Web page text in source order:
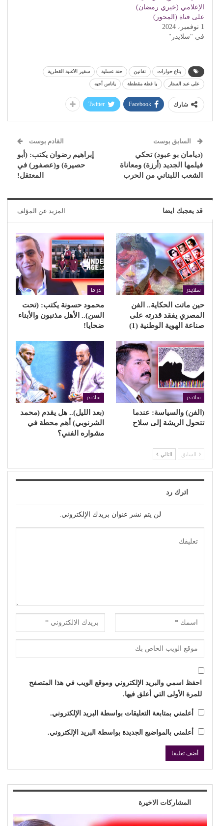
الإعلامي (خيري رمضان)
على قناة (المحور)
1 نوفمبر، 2024
في "سلايدر"
بتاع حوارات تفانين حتة عسلية سفير الأغنية القطرية
على عبد الستار يا قطة مقططة ياناس أحبه
شارك Facebook
Twitter
السابق بوست
(ديامان بو عبود) تحكي
فيلمها الجديد (أرزة) ومعاناة
الشعب اللبناني من الحرب
القادم بوست
إبراهيم رضوان يكتب: (أبو
حصيرة) و(عصفور) في
المعتقل!
قد يعجبك ايضا المزيد عن المؤلف
سلايدر
حين ماتت الحكاية.. الفن
المصري يفقد قدرته على
صناعة الهوية الوطنية (1)
دراما
محمود حسونة يكتب: (تحت
السن).. الأهل مذنبون والأبناء
ضحايا!
سلايدر
(الفن) والسياسة: عندما
تتحول الريشة إلى سلاح
سلايدر
(بعد الليل).. هل يقدم (محمد
الشرنوبي) أهم محطة في
مشواره الفني؟
السابق التالي
اترك رد
لن يتم نشر عنوان بريدك الإلكتروني.
احفظ اسمي والبريد الإلكتروني وموقع الويب في هذا المتصفح
للمرة الأولى التي أعلق فيها.
أعلمني بمتابعة التعليقات بواسطة البريد الإلكتروني.
أعلمني بالمواضيع الجديدة بواسطة البريد الإلكتروني.
المشاركات الاخيرة